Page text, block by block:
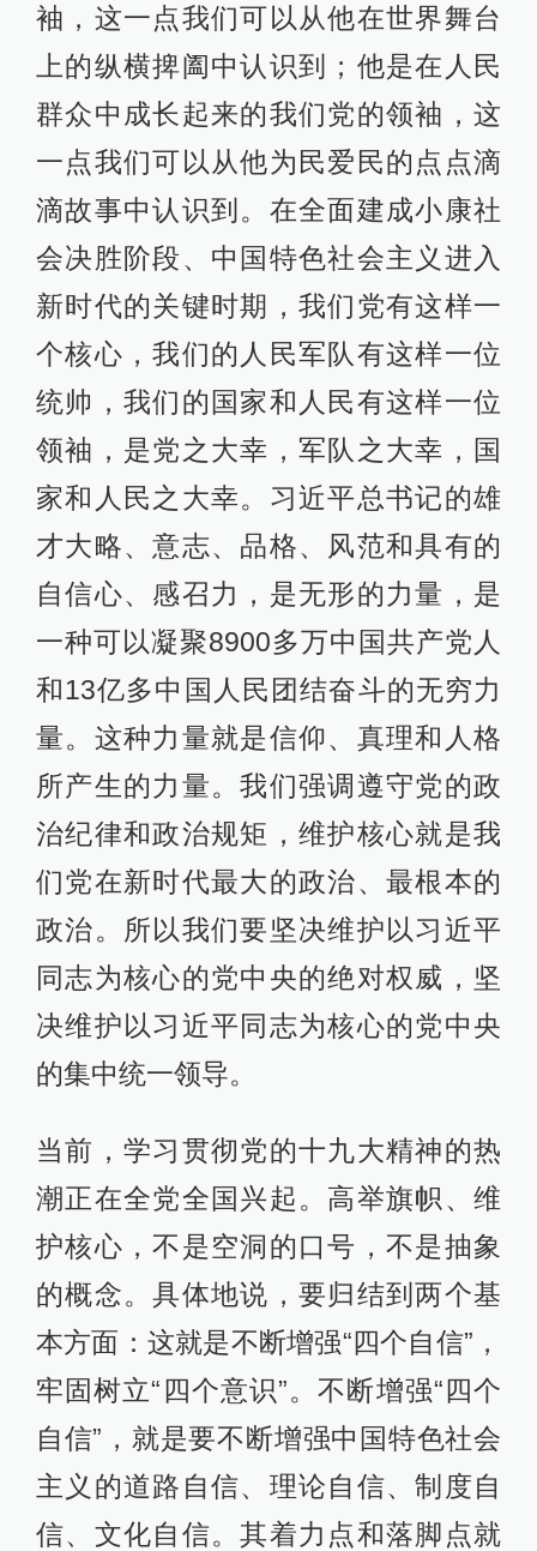
袖，这一点我们可以从他在世界舞台
上的纵横捭阖中认识到；他是在人民
群众中成长起来的我们党的领袖，这
一点我们可以从他为民爱民的点点滴
滴故事中认识到。在全面建成小康社
会决胜阶段、中国特色社会主义进入
新时代的关键时期，我们党有这样一
个核心，我们的人民军队有这样一位
统帅，我们的国家和人民有这样一位
领袖，是党之大幸，军队之大幸，国
家和人民之大幸。习近平总书记的雄
才大略、意志、品格、风范和具有的
自信心、感召力，是无形的力量，是
一种可以凝聚8900多万中国共产党人
和13亿多中国人民团结奋斗的无穷力
量。这种力量就是信仰、真理和人格
所产生的力量。我们强调遵守党的政
治纪律和政治规矩，维护核心就是我
们党在新时代最大的政治、最根本的
政治。所以我们要坚决维护以习近平
同志为核心的党中央的绝对权威，坚
决维护以习近平同志为核心的党中央
的集中统一领导。
当前，学习贯彻党的十九大精神的热
潮正在全党全国兴起。高举旗帜、维
护核心，不是空洞的口号，不是抽象
的概念。具体地说，要归结到两个基
本方面：这就是不断增强“四个自信”，
牢固树立“四个意识”。不断增强“四个
自信”，就是要不断增强中国特色社会
主义的道路自信、理论自信、制度自
信、文化自信。其着力点和落脚点就